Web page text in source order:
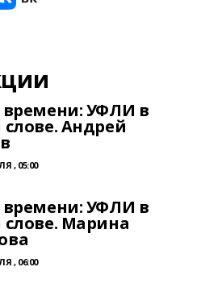
времени: УФЛИ в
Андрей
, 05:00
времени: УФЛИ в
Марина
, 06:00